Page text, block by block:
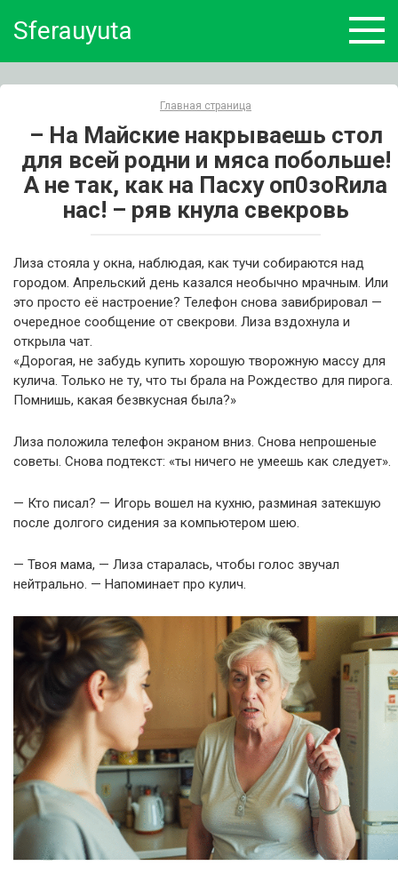
Sferauyuta
Главная страница
– На Майские накрываешь стол
для всей родни и мяса побольше!
А не так, как на Пасху оп0зоRила
нас! – ряв кнула свекровь
Лиза стояла у окна, наблюдая, как тучи собираются над
городом. Апрельский день казался необычно мрачным. Или
это просто её настроение? Телефон снова завибрировал —
очередное сообщение от свекрови. Лиза вздохнула и
открыла чат.
«Дорогая, не забудь купить хорошую творожную массу для
кулича. Только не ту, что ты брала на Рождество для пирога.
Помнишь, какая безвкусная была?»
Лиза положила телефон экраном вниз. Снова непрошеные
советы. Снова подтекст: «ты ничего не умеешь как следует».
— Кто писал? — Игорь вошел на кухню, разминая затекшую
после долгого сидения за компьютером шею.
— Твоя мама, — Лиза старалась, чтобы голос звучал
нейтрально. — Напоминает про кулич.